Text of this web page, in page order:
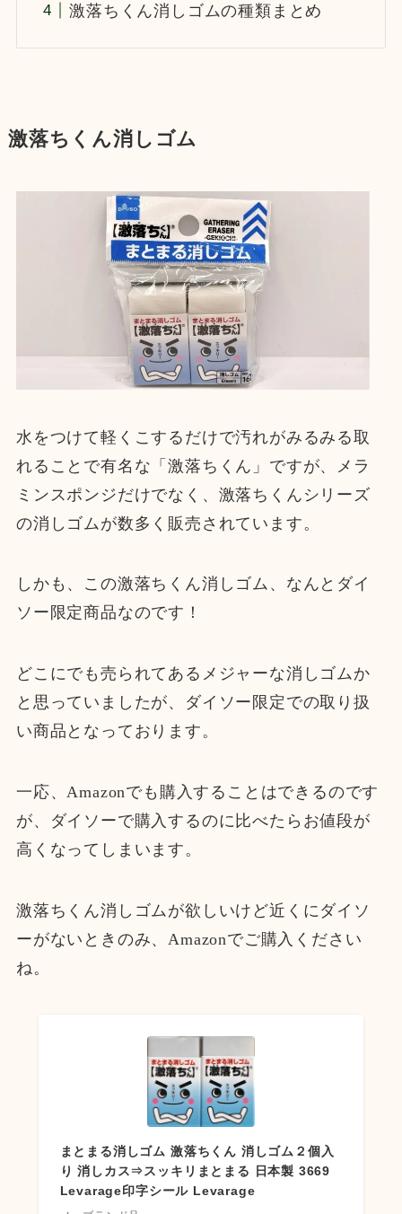
激落ちくん消しゴムの種類まとめ
激落ちくん消しゴム
水をつけて軽くこするだけで汚れがみるみる取
れることで有名な「激落ちくん」ですが、メラ
ミンスポンジだけでなく、激落ちくんシリーズ
の消しゴムが数多く販売されています。
しかも、この激落ちくん消しゴム、なんとダイ
ソー限定商品なのです！
どこにでも売られてあるメジャーな消しゴムか
と思っていましたが、ダイソー限定での取り扱
い商品となっております。
一応、Amazonでも購入することはできるのです
が、ダイソーで購入するのに比べたらお値段が
高くなってしまいます。
激落ちくん消しゴムが欲しいけど近くにダイソ
ーがないときのみ、Amazonでご購入ください
ね。
まとまる消しゴム 激落ちくん 消しゴム２個入
り 消しカス⇒スッキリまとまる 日本製 3669
Levarage印字シール Levarage